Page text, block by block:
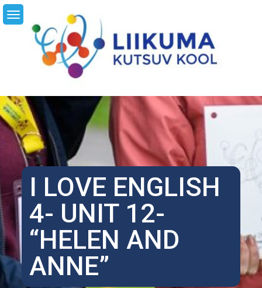
Skip
to
content
I LOVE ENGLISH
4- UNIT 12-
“HELEN AND
ANNE”